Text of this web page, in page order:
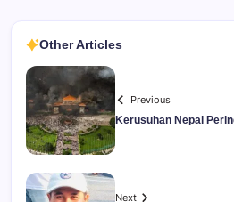
Other Articles
Previous
Kerusuhan Nepal
Next